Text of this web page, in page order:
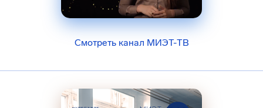
Смотреть канал МИЭТ-ТВ